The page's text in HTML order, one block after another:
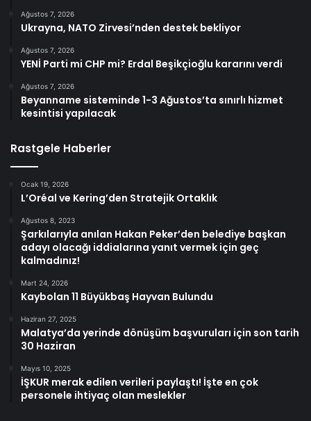
Ağustos 7, 2026
Ukrayna, NATO Zirvesi’nden destek bekliyor
Ağustos 7, 2026
YENİ Parti mi CHP mi? Erdal Beşikçioğlu kararını verdi
Ağustos 7, 2026
Beyanname sisteminde 1-3 Ağustos’ta sınırlı hizmet
kesintisi yapılacak
Rastgele Haberler
Ocak 19, 2026
L’Oréal ve Kering’den Stratejik Ortaklık
Ağustos 8, 2023
Şarkılarıyla anılan Hakan Peker’den belediye başkan
adayı olacağı iddialarına yanıt vermek için geç
kalmadınız!
Mart 24, 2026
Kaybolan 11 Büyükbaş Hayvan Bulundu
Haziran 27, 2025
Malatya’da yerinde dönüşüm başvuruları için son tarih
30 Haziran
Mayıs 10, 2025
İŞKUR merak edilen verileri paylaştı! İşte en çok
personele ihtiyaç olan meslekler